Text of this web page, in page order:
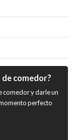
comedor?
comedor y darle un
perfecto